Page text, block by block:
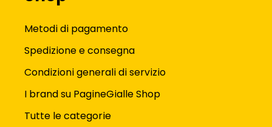
Metodi di pagamento
Spedizione e consegna
Condizioni generali di servizio
I brand su PagineGialle Shop
Tutte le categorie